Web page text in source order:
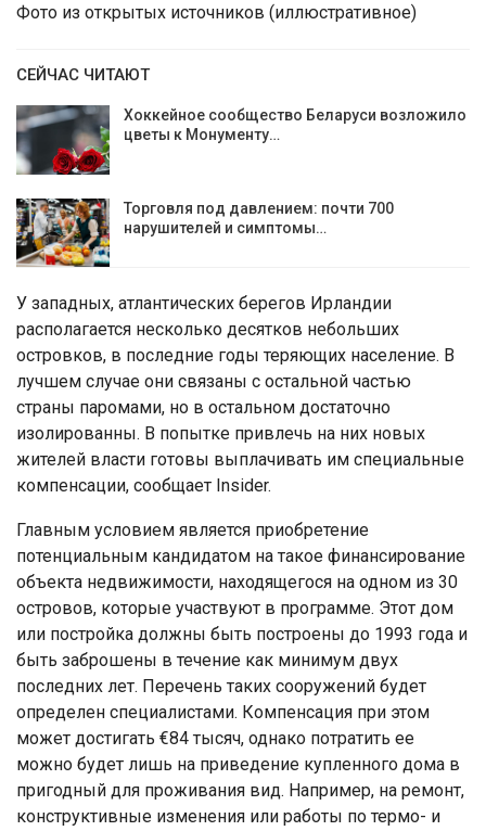
Фото из открытых источников (иллюстративное)
СЕЙЧАС ЧИТАЮТ
Хоккейное сообщество Беларуси возложило
цветы к Монументу…
Торговля под давлением: почти 700
нарушителей и симптомы…
У западных, атлантических берегов Ирландии
располагается несколько десятков небольших
островков, в последние годы теряющих население. В
лучшем случае они связаны с остальной частью
страны паромами, но в остальном достаточно
изолированны. В попытке привлечь на них новых
жителей власти готовы выплачивать им специальные
компенсации, сообщает Insider.
Главным условием является приобретение
потенциальным кандидатом на такое финансирование
объекта недвижимости, находящегося на одном из 30
островов, которые участвуют в программе. Этот дом
или постройка должны быть построены до 1993 года и
быть заброшены в течение как минимум двух
последних лет. Перечень таких сооружений будет
определен специалистами. Компенсация при этом
может достигать €84 тысяч, однако потратить ее
можно будет лишь на приведение купленного дома в
пригодный для проживания вид. Например, на ремонт,
конструктивные изменения или работы по термо- и